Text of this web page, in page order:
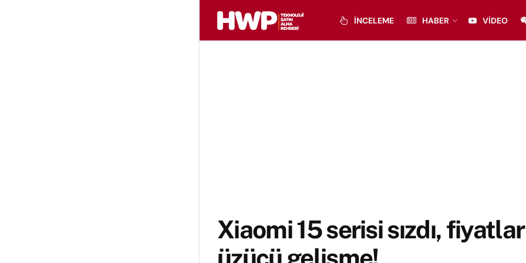
İNCELEME HABER VIDEO
Xiaomi 15 serisi sızdı,